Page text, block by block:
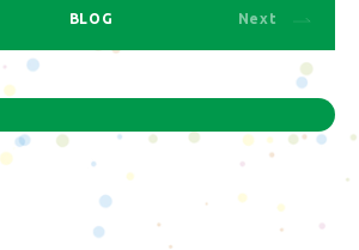
BLOG Next